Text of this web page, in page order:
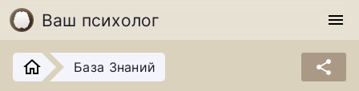
Ваш психолог menu
База Знаний share